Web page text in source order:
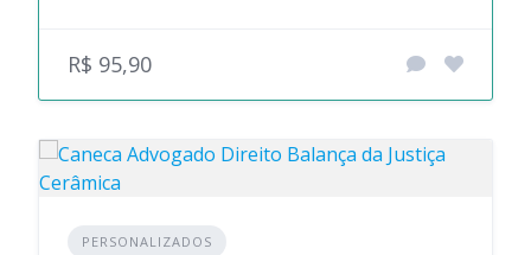
R$ 95,90
PERSONALIZADOS